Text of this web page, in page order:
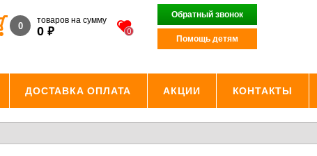
0
товаров на сумму
0₽ 0
Обратный звонок
Помощь детям
ДОСТАВКА ОПЛАТА АКЦИИ КОНТАКТЫ